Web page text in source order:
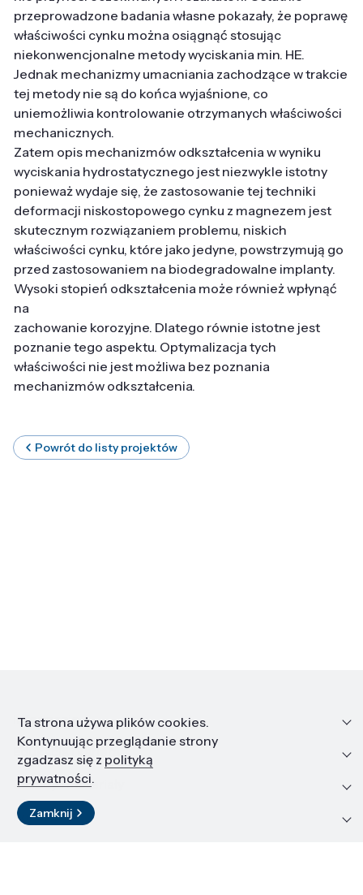
przeprowadzone badania własne pokazały, że poprawę
właściwości cynku można osiągnąć stosując
niekonwencjonalne metody wyciskania min. HE.
Jednak mechanizmy umacniania zachodzące w trakcie
tej metody nie są do końca wyjaśnione, co
uniemożliwia kontrolowanie otrzymanych właściwości
mechanicznych.
Zatem opis mechanizmów odkształcenia w wyniku
wyciskania hydrostatycznego jest niezwykle istotny
ponieważ wydaje się, że zastosowanie tej techniki
deformacji niskostopowego cynku z magnezem jest
skutecznym rozwiązaniem problemu, niskich
właściwości cynku, które jako jedyne, powstrzymują go
przed zastosowaniem na biodegradowalne implanty.
Wysoki stopień odkształcenia może również wpłynąć
na
zachowanie korozyjne. Dlatego równie istotne jest
poznanie tego aspektu. Optymalizacja tych
właściwości nie jest możliwa bez poznania
mechanizmów odkształcenia.
Powrót do listy projektów
Informacje
Edukacja i kariera
Zasoby i materiały
Kontakt
Ta strona używa plików cookies.
Kontynuując przeglądanie strony
zgadzasz się z polityką
prywatności.
Zamknij